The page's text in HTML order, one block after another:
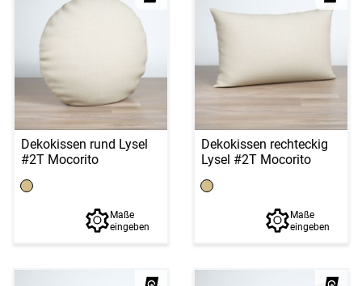
Dekokissen rund Lysel
#2T Mocorito
Maße
eingeben
Dekokissen rechteckig
Lysel #2T Mocorito
Maße
eingeben